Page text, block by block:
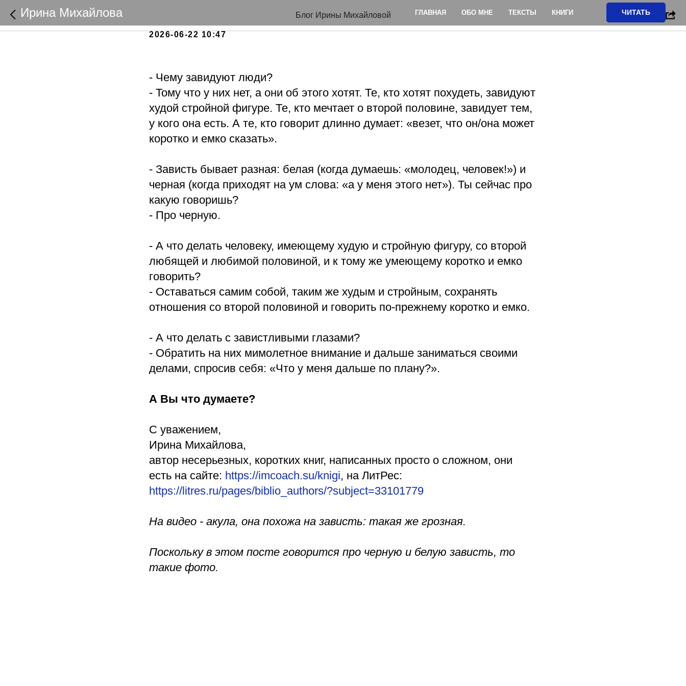
Блог Ирины Михайловой
2026-06-22 10:47
- Чему завидуют люди?
- Тому что у них нет, а они об этого хотят. Те, кто хотят похудеть, завидуют
худой стройной фигуре. Те, кто мечтает о второй половине, завидует тем,
у кого она есть. А те, кто говорит длинно думает: «везет, что он/она может
коротко и емко сказать».
- Зависть бывает разная: белая (когда думаешь: «молодец, человек!») и
черная (когда приходят на ум слова: «а у меня этого нет»). Ты сейчас про
какую говоришь?
- Про черную.
- А что делать человеку, имеющему худую и стройную фигуру, со второй
любящей и любимой половиной, и к тому же умеющему коротко и емко
говорить?
- Оставаться самим собой, таким же худым и стройным, сохранять
отношения со второй половиной и говорить по-прежнему коротко и емко.
- А что делать с завистливыми глазами?
- Обратить на них мимолетное внимание и дальше заниматься своими
делами, спросив себя: «Что у меня дальше по плану?».
А Вы что думаете?
С уважением,
Ирина Михайлова,
автор несерьезных, коротких книг, написанных просто о сложном, они
есть на сайте: https://imcoach.su/knigi, на ЛитРес:
https://litres.ru/pages/biblio_authors/?subject=33101779
На видео - акула, она похожа на зависть: такая же грозная.
Поскольку в этом посте говорится про черную и белую зависть, то
такие фото.
Ирина Михайлова ГЛАВНАЯ ОБО МНЕ ТЕКСТЫ КНИГИ ЧИТАТЬ